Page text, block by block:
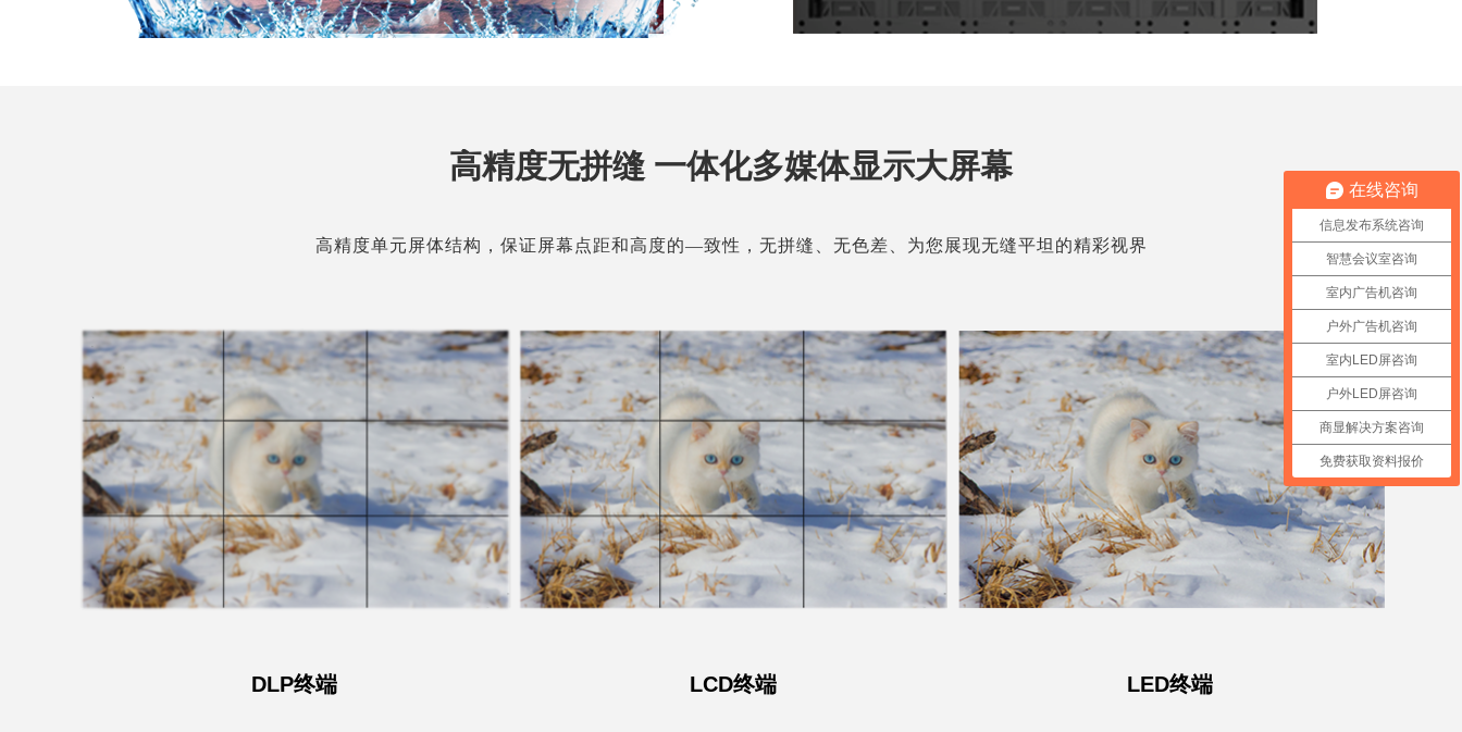
高精度单元屏体结构，保证屏幕点距和高度的—致性，无拼缝、无色差、为您展现无缝平坦的精彩视界
高精度无拼缝 一体化多媒体显示大屏幕
DLP终端 LCD终端 LED终端
在线咨询
信息发布系统咨询
智慧会议室咨询
室内广告机咨询
户外广告机咨询
室内LED屏咨询
户外LED屏咨询
商显解决方案咨询
免费获取资料报价